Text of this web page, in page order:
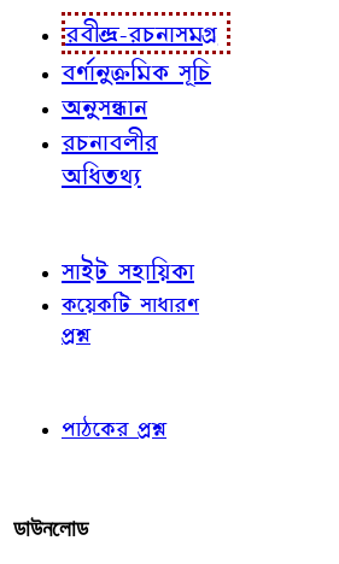
রবীন্দ্র-রচনাসমগ্র
বর্ণানুক্রমিক সূচি
অনুসন্ধান
রচনাবলীর
অধিতথ্য
সাইট সহায়িকা
কয়েকটি সাধারণ
প্রশ্ন
পাঠকের প্রশ্ন
ডাউনলোড